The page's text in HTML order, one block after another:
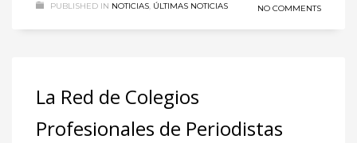
PUBLISHED IN NOTICIAS, ÚLTIMAS NOTICIAS NO COMMENTS
La Red de Colegios
Profesionales de Periodistas